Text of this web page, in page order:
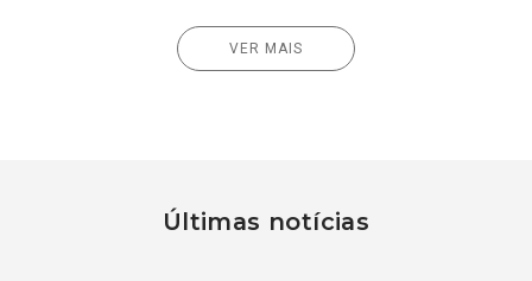
VER MAIS
Últimas notícias